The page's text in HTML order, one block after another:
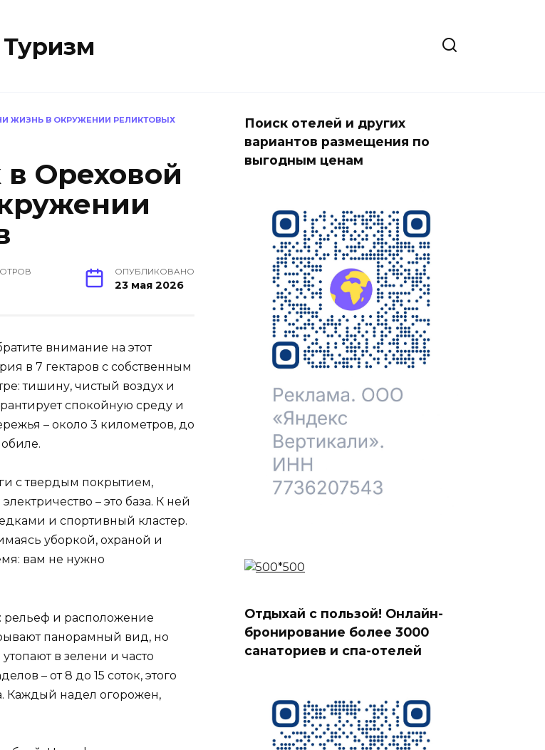
ЖИЗНЬ В ОКРУЖЕНИИ РЕЛИКТОВЫХ
Ореховой
ОПУБЛИКОВАНО
23 мая 2026
внимание на этот
в 7 гектаров с собственным
тишину, чистый воздух и
спокойную среду и
– около 3 километров, до
с твердым покрытием,
– это база. К ней
и спортивный кластер.
уборкой, охраной и
вам не нужно
рельеф и расположение
панорамный вид, но
в зелени и часто
– от 8 до 15 соток, этого
Каждый надел огорожен,
Поиск отелей и других
вариантов размещения по
выгодным ценам
Отдыхай с пользой! Онлайн-
бронирование более 3000
санаториев и спа-отелей